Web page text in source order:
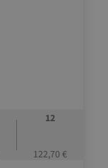
12
122,70 €